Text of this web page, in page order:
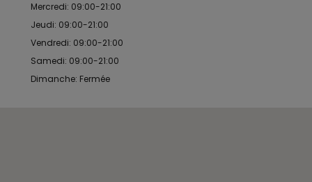
Mercredi: 09:00-21:00
Jeudi: 09:00-21:00
Vendredi: 09:00-21:00
Samedi: 09:00-21:00
Dimanche: Fermée